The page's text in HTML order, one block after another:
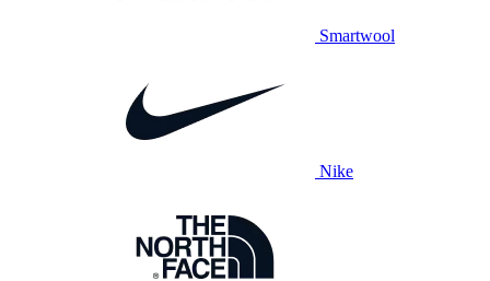
Smartwool
Nike